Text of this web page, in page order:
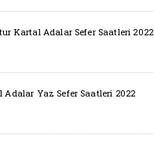
Kartal Adalar Sefer Saatleri 2022
Adalar Yaz Sefer Saatleri 2022